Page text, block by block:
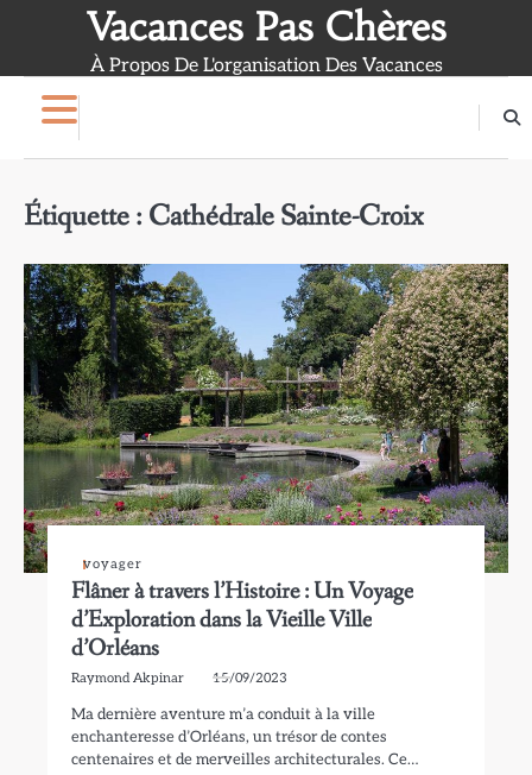
Vacances Pas Chères
À Propos De L'organisation Des Vacances
Étiquette : Cathédrale Sainte-Croix
voyager
Flâner à travers l’Histoire : Un Voyage
d’Exploration dans la Vieille Ville
d’Orléans
Raymond Akpinar 15/09/2023
Ma dernière aventure m’a conduit à la ville
enchanteresse d’Orléans, un trésor de contes
centenaires et de merveilles architecturales. Ce…